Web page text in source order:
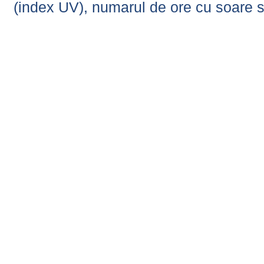
(index UV), numarul de ore cu soare